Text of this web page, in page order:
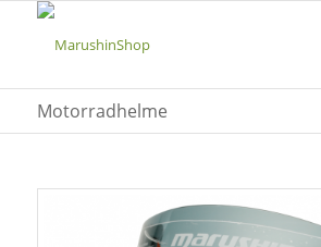
Motorradhelme